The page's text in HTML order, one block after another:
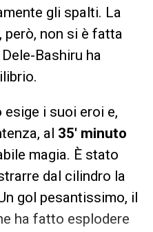
gli spalti. La
però, non si è fatta
Bashiru ha
i suoi eroi e,
al 35′ minuto
magia. È stato
dal cilindro la
gol pesantissimo, il
ha fatto esplodere